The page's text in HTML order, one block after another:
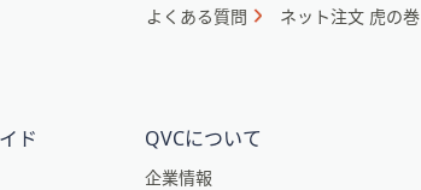
よくある質問 ネット注文 虎の巻
ド QVCについて
企業情報